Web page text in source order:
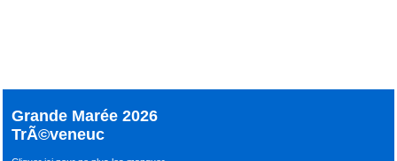
Grande Marée 2026
TrÃ©veneuc